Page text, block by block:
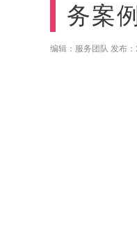
务案
编辑：服务团队 发布：